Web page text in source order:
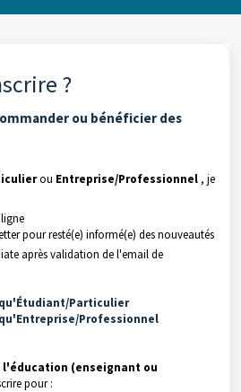
?
ou bénéficier des
erou Entreprise/Professionnel , je
pour resté(e) informé(e) des nouveautés
après validation de l'email de
Particulier
Professionnel
l'éducation (enseignant ou
pour :